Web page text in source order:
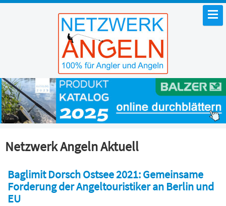
Netzwerk Angeln Aktuell
Baglimit Dorsch Ostsee 2021: Gemeinsame
Forderung der Angeltouristiker an Berlin und
EU